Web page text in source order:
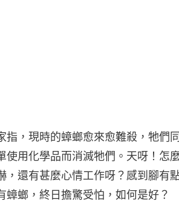
指，現時的蟑螂愈來愈難殺，牠們
使用化學品而消滅牠們。天呀！怎
，還有甚麼心情工作呀？感到腳有
蟑螂，終日擔驚受怕，如何是好？